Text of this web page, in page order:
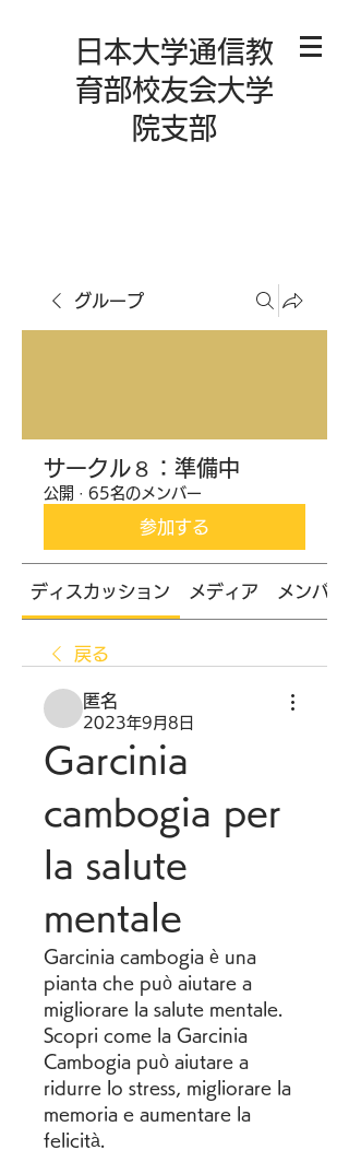
日本大学通信教
育部校友会大学
院支部
グループ
サークル８：準備中
公開 · 65名のメンバー
参加する
ディスカッション メディア メンバー
戻る
匿名
2023年9月8日
Garcinia
cambogia per
la salute
mentale
Garcinia cambogia è una
pianta che può aiutare a
migliorare la salute mentale.
Scopri come la Garcinia
Cambogia può aiutare a
ridurre lo stress, migliorare la
memoria e aumentare la
felicità.